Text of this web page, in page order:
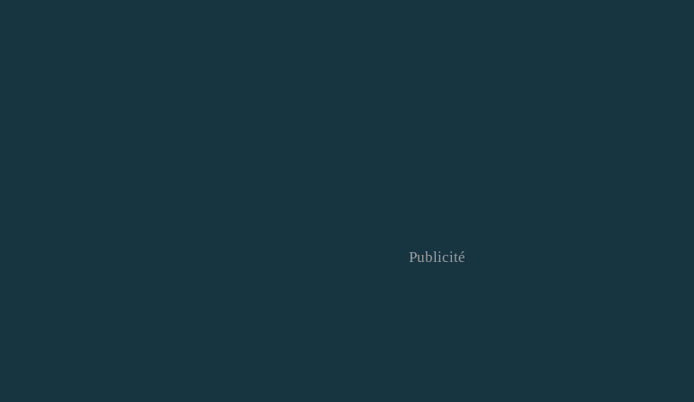
Publicité